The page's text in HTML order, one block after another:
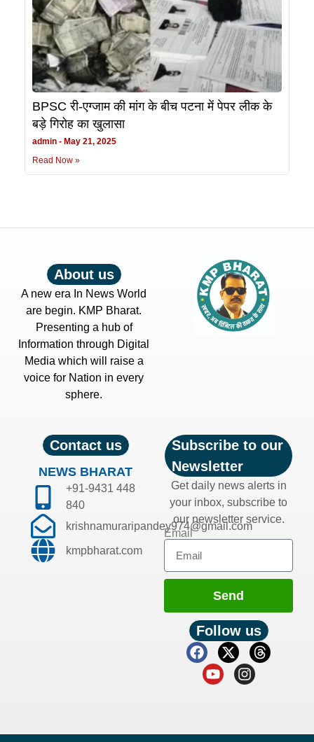
BPSC री-एग्जाम की मांग के बीच पटना में पेपर लीक के
बड़े गिरोह का खुलासा
admin
May 21, 2025
Read Now »
About us
A new era In News World
are begin. KMP Bharat.
Presenting a hub of
Information through Digital
Media which will raise a
voice for Nation in every
sphere.
Contact us
NEWS BHARAT
+91-9431 448
840
krishnamuraripandey974@gmail.com
kmpbharat.com
Subscribe to our
Newsletter
Get daily news alerts in
your inbox, subscribe to
our newsletter service.
Email
Send
Follow us